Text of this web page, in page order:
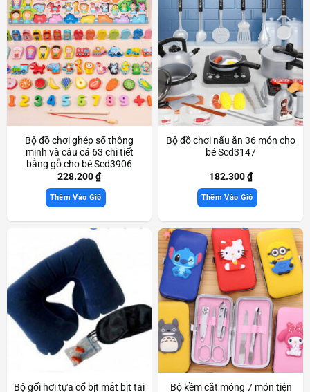
Bộ đồ chơi ghép số thông
minh và câu cá 63 chi tiết
bằng gỗ cho bé Scd3906
228.200₫
Thêm Vào Giỏ
Bộ đồ chơi nấu ăn 36 món cho
bé Scd3147
182.300₫
Thêm Vào Giỏ
Bộ gối hơi tựa cổ bịt mắt bịt tai Bộ kềm cắt móng 7 món tiện